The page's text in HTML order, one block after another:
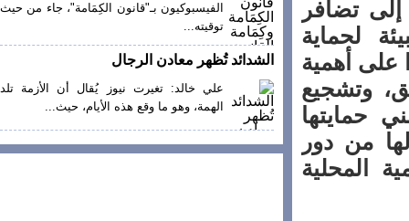
تضافر
لحماية
أهمية
وتشجيع
حمايتها
من دور
المحلية
الفيسبوكيون بـ"قانون الكِمَامة"، جاء من حيث
توقيته...
الشدائد تُظهر معادن الرجال
علي خالد: تغيرت نيوز يُقال أن الأزمة تلد
الهمة، وهو ما وقع هذه الأيام، حيث...